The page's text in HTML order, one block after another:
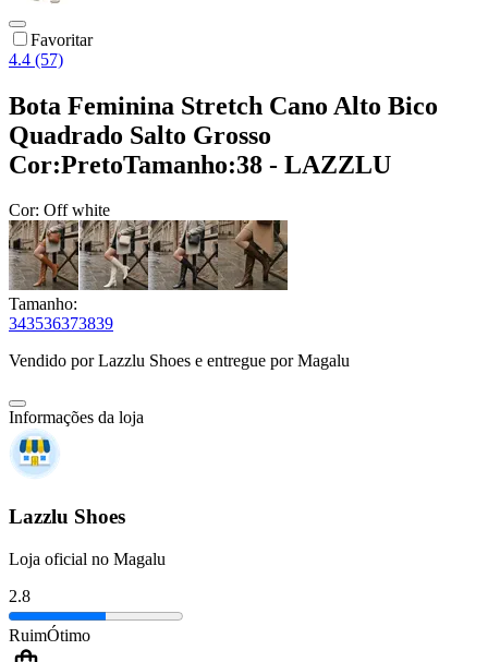
Favoritar
4.4 (57)
Bota Feminina Stretch Cano Alto Bico
Quadrado Salto Grosso
Cor:PretoTamanho:38 - LAZZLU
Cor: Off white
Tamanho:
343536373839
Vendido porLazzlu Shoes e entregue por Magalu
Informações da loja
Lazzlu Shoes
Loja oficial no Magalu
2.8
RuimÓtimo